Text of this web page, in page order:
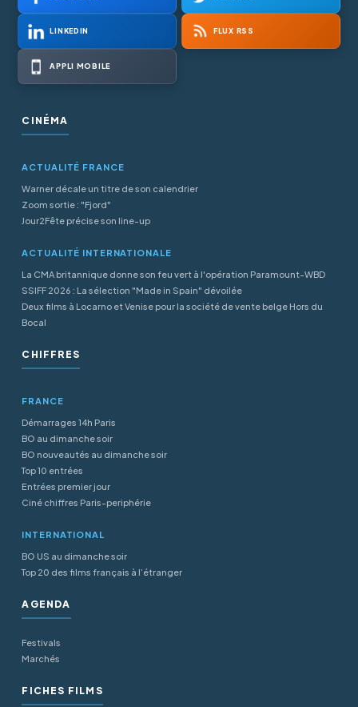
LINKEDIN FLUX RSS
APPLI MOBILE
CINÉMA
ACTUALITÉ FRANCE
Warner décale un titre de son calendrier
Zoom sortie : "Fjord"
Jour2Fête précise son line-up
ACTUALITÉ INTERNATIONALE
La CMA britannique donne son feu vert à l'opération Paramount-WBD
SSIFF 2026 : La sélection "Made in Spain" dévoilée
Deux films à Locarno et Venise pour la société de vente belge Hors du
Bocal
CHIFFRES
FRANCE
Démarrages 14h Paris
BO au dimanche soir
BO nouveautés au dimanche soir
Top 10 entrées
Entrées premier jour
Ciné chiffres Paris-periphérie
INTERNATIONAL
BO US au dimanche soir
Top 20 des films français à l’étranger
AGENDA
Festivals
Marchés
FICHES FILMS